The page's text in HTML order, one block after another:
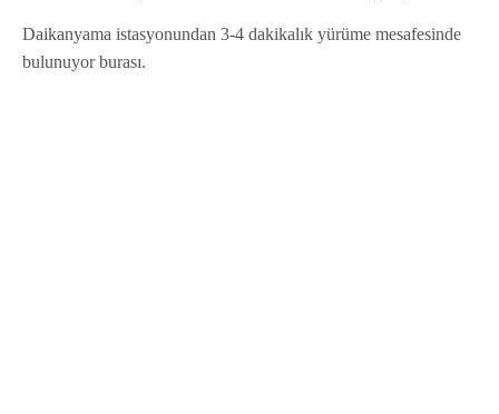
Daikanyama istasyonundan 3-4 dakikalık yürüme mesafesinde
bulunuyor burası.